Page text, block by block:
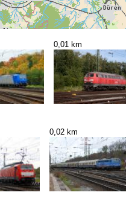
0,01 km
0,02 km